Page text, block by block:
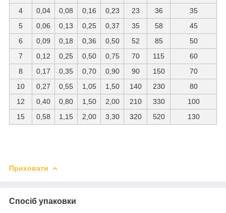
4
0,04 0,08 0,16 0,23 23 36
35
5
0,06 0,13 0,25 0,37 35 58
45
6
0,09 0,18 0,36 0,50 52 85
50
7
0,12 0,25 0,50 0,75 70 115
60
8
0,17 0,35 0,70 0,90 90 150
70
10
0,27 0,55 1,05 1,50 140 230
80
12
0,40 0,80 1,50 2,00 210 330
100
15
0,58 1,15 2,00 3,30 320 520 130
Приховати
Спосіб упаковки